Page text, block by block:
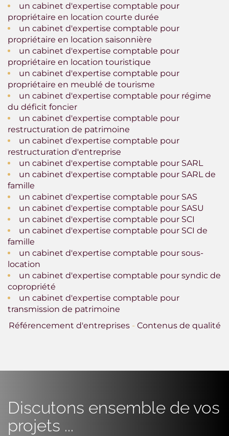
un cabinet d'expertise comptable pour
propriétaire en location courte durée
un cabinet d'expertise comptable pour
propriétaire en location saisonnière
un cabinet d'expertise comptable pour
propriétaire en location touristique
un cabinet d'expertise comptable pour
propriétaire en meublé de tourisme
un cabinet d'expertise comptable pour régime
du déficit foncier
un cabinet d'expertise comptable pour
restructuration de patrimoine
un cabinet d'expertise comptable pour
restructuration d'entreprise
un cabinet d'expertise comptable pour SARL
un cabinet d'expertise comptable pour SARL de
famille
un cabinet d'expertise comptable pour SAS
un cabinet d'expertise comptable pour SASU
un cabinet d'expertise comptable pour SCI
un cabinet d'expertise comptable pour SCI de
famille
un cabinet d'expertise comptable pour sous-
location
un cabinet d'expertise comptable pour syndic de
copropriété
un cabinet d'expertise comptable pour
transmission de patrimoine
Référencement d'entreprises- Contenus de qualité
Discutons ensemble de vos
projets ...